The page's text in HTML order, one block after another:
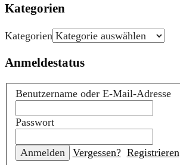
Kategorien
Kategorien
Anmeldestatus
Benutzername oder E-Mail-Adresse
Passwort
Vergessen? Registrieren